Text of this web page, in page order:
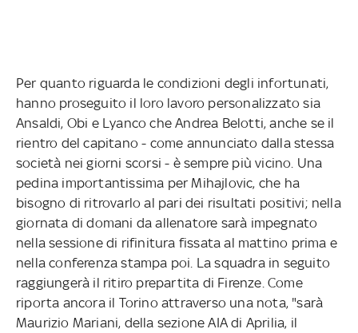
Per quanto riguarda le condizioni degli infortunati,
hanno proseguito il loro lavoro personalizzato sia
Ansaldi, Obi e Lyanco che Andrea Belotti, anche se il
rientro del capitano - come annunciato dalla stessa
società nei giorni scorsi - è sempre più vicino. Una
pedina importantissima per Mihajlovic, che ha
bisogno di ritrovarlo al pari dei risultati positivi; nella
giornata di domani da allenatore sarà impegnato
nella sessione di rifinitura fissata al mattino prima e
nella conferenza stampa poi. La squadra in seguito
raggiungerà il ritiro prepartita di Firenze. Come
riporta ancora il Torino attraverso una nota, "sarà
Maurizio Mariani, della sezione AIA di Aprilia, il